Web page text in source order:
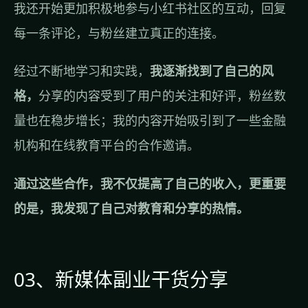
我还开始更加积极地参与小红书社区的互动，回复
每一条评论，与粉丝建立真正的连接。
经过不断地学习和实践， 我逐渐找到了自己的风
格， 分享的内容受到了用户的关注和好评，粉丝数
量也在稳步增长；我的内容开始吸引到了一些金融
机构和在线教育平台的合作邀请。
通过这些合作，我不仅提高了自己的收入，更重要
的是，我发现了自己对教育和分享的热情。
03、新媒体副业干货分享